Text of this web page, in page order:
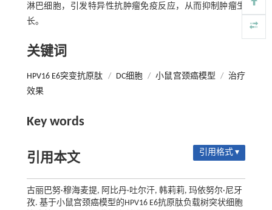
淋巴细胞，引发特异性抗肿瘤免疫反应，从而抑制肿瘤生
长。
关键词
HPV16 E6突变抗原肽 / DC细胞 / 小鼠宫颈癌模型 / 治疗
效果
Key words
引用本文 引用格式 ▾
古丽巴努·穆海麦提, 阿比丹·吐尔汗, 韩莉莉, 玛依努尔·尼牙
孜. 基于小鼠宫颈癌模型的HPV16 E6抗原肽负载树突状细胞